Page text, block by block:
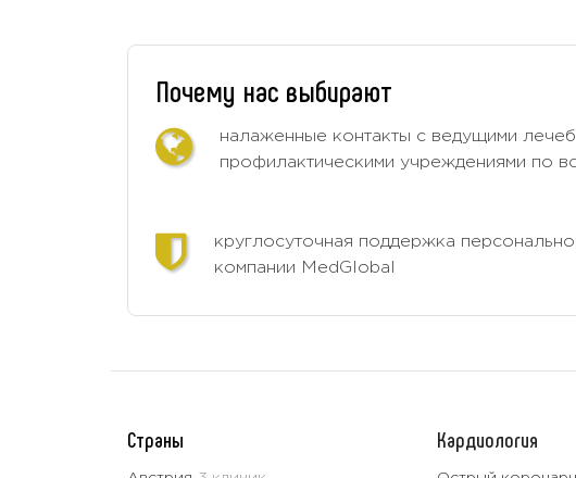
Почему нас выбирают
налаженные контакты с ведущими
профилактическими учреждениями по
круглосуточная поддержка
компании MedGlobal
Страны Кардиология